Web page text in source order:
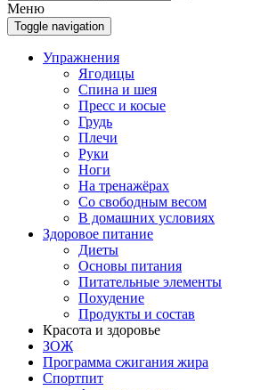
Меню
Toggle navigation
Упражнения
Ягодицы
Спина и шея
Пресс и косые
Грудь
Плечи
Руки
Ноги
На тренажёрах
Со свободным весом
В домашних условиях
Здоровое питание
Диеты
Основы питания
Питательные элементы
Похудение
Продукты и состав
Красота и здоровье
ЗОЖ
Программа сжигания жира
Спортпит